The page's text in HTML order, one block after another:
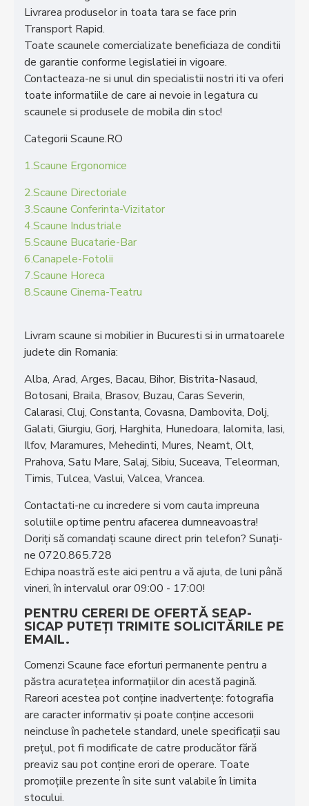
Livrarea produselor in toata tara se face prin
Transport Rapid.
Toate scaunele comercializate beneficiaza de conditii
de garantie conforme legislatiei in vigoare.
Contacteaza-ne si unul din specialistii nostri iti va oferi
toate informatiile de care ai nevoie in legatura cu
scaunele si produsele de mobila din stoc!
Categorii Scaune.RO
1.Scaune Ergonomice
2.Scaune Directoriale
3.Scaune Conferinta-Vizitator
4.Scaune Industriale
5.Scaune Bucatarie-Bar
6.Canapele-Fotolii
7.Scaune Horeca
8.Scaune Cinema-Teatru
Livram scaune si mobilier in Bucuresti si in urmatoarele
judete din Romania:
Alba, Arad, Arges, Bacau, Bihor, Bistrita-Nasaud,
Botosani, Braila, Brasov, Buzau, Caras Severin,
Calarasi, Cluj, Constanta, Covasna, Dambovita, Dolj,
Galati, Giurgiu, Gorj, Harghita, Hunedoara, Ialomita, Iasi,
Ilfov, Maramures, Mehedinti, Mures, Neamt, Olt,
Prahova, Satu Mare, Salaj, Sibiu, Suceava, Teleorman,
Timis, Tulcea, Vaslui, Valcea, Vrancea.
Contactati-ne cu incredere si vom cauta impreuna
solutiile optime pentru afacerea dumneavoastra!
Doriţi să comandaţi scaune direct prin telefon? Sunaţi-
ne 0720.865.728
Echipa noastră este aici pentru a vă ajuta, de luni până
vineri, în intervalul orar 09:00 - 17:00!
PENTRU CERERI DE OFERTĂ SEAP-
SICAP PUTEȚI TRIMITE SOLICITĂRILE PE
EMAIL.
Comenzi Scaune face eforturi permanente pentru a
păstra acurateţea informaţiilor din acestă pagină.
Rareori acestea pot conţine inadvertenţe: fotografia
are caracter informativ şi poate conţine accesorii
neincluse în pachetele standard, unele specificaţii sau
preţul, pot fi modificate de catre producător fără
preaviz sau pot conţine erori de operare. Toate
promoţiile prezente în site sunt valabile în limita
stocului.